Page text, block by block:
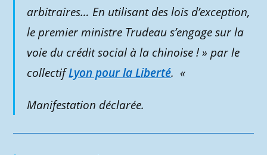
arbitraires… En utilisant des lois d’exception,
le premier ministre Trudeau s’engage sur la
voie du crédit social à la chinoise ! » par le
collectifLyon pour la Liberté. «
Manifestation déclarée.